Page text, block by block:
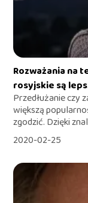
Rozważania na
rosyjskie są
Przedłużanie czy
większą
zgodzić. Dzięki
2020-02-25